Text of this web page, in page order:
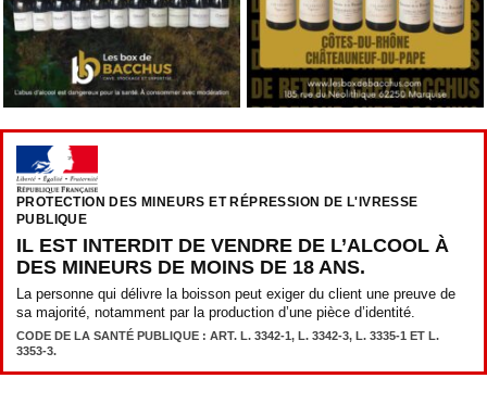
PROTECTION DES MINEURS ET RÉPRESSION DE L'IVRESSE
PUBLIQUE
IL EST INTERDIT DE VENDRE DE L’ALCOOL À
DES MINEURS DE MOINS DE 18 ANS.
La personne qui délivre la boisson peut exiger du client une preuve de
sa majorité, notamment par la production d’une pièce d’identité.
CODE DE LA SANTÉ PUBLIQUE : ART. L. 3342-1, L. 3342-3, L. 3335-1 ET L.
3353-3.